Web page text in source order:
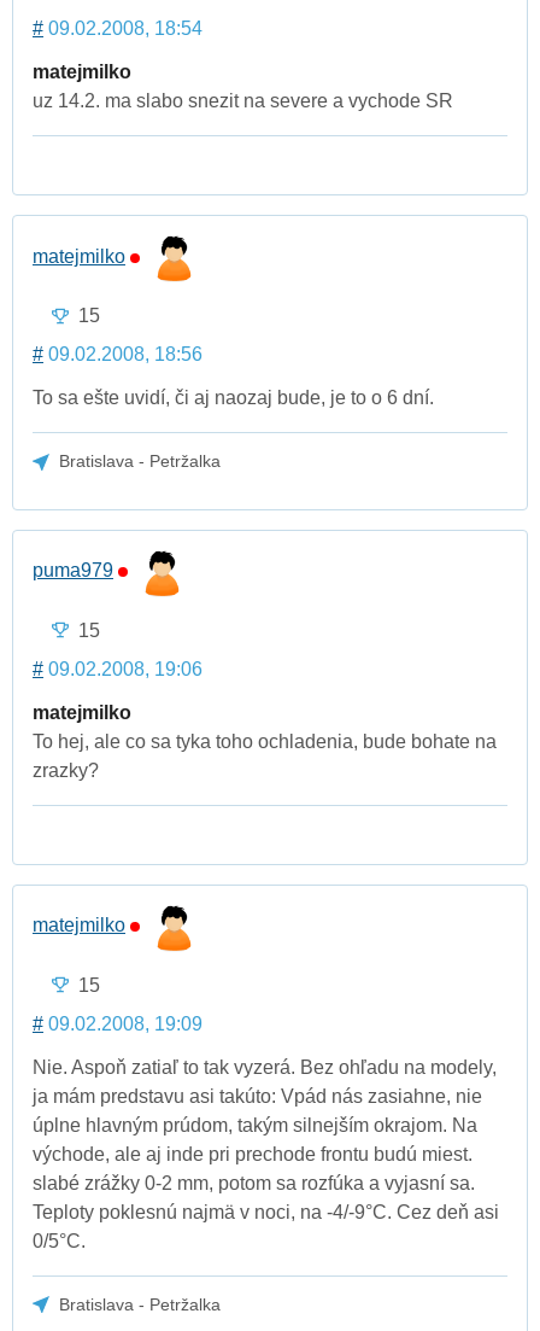
# 09.02.2008, 18:54
matejmilko
uz 14.2. ma slabo snezit na severe a vychode SR
matejmilko
15
# 09.02.2008, 18:56
To sa ešte uvidí, či aj naozaj bude, je to o 6 dní.
Bratislava - Petržalka
puma979
15
# 09.02.2008, 19:06
matejmilko
To hej, ale co sa tyka toho ochladenia, bude bohate na
zrazky?
matejmilko
15
# 09.02.2008, 19:09
Nie. Aspoň zatiaľ to tak vyzerá. Bez ohľadu na modely,
ja mám predstavu asi takúto: Vpád nás zasiahne, nie
úplne hlavným prúdom, takým silnejším okrajom. Na
východe, ale aj inde pri prechode frontu budú miest.
slabé zrážky 0-2 mm, potom sa rozfúka a vyjasní sa.
Teploty poklesnú najmä v noci, na -4/-9°C. Cez deň asi
0/5°C.
Bratislava - Petržalka